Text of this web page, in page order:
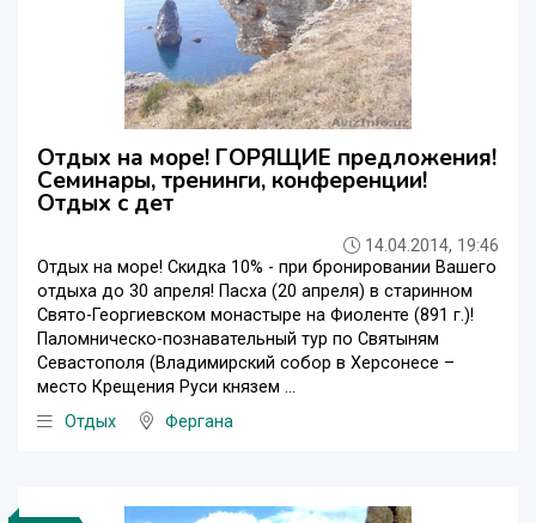
Отдых на море! ГОРЯЩИЕ предложения!
Семинары, тренинги, конференции!
Отдых с дет
14.04.2014, 19:46
Отдых на море! Скидка 10% - при бронировании Вашего
отдыха до 30 апреля! Пасха (20 апреля) в старинном
Свято-Георгиевском монастыре на Фиоленте (891 г.)!
Паломническо-познавательный тур по Святыням
Севастополя (Владимирский собор в Херсонесе –
место Крещения Руси князем ...
Отдых
Фергана